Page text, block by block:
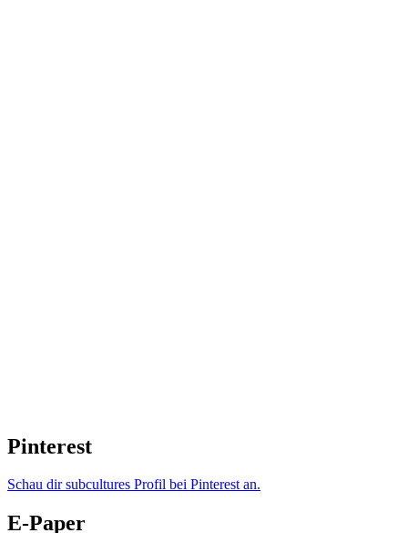
Pinterest
Schau dir subcultures Profil bei Pinterest an.
E-Paper